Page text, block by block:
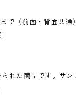
で（前面・背面共通）
れた商品です。サン